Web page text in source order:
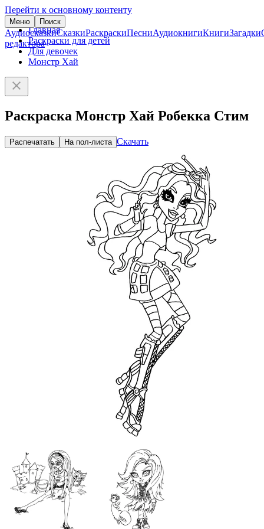
Перейти к основному контенту
Меню Поиск
АудиосказкиСказкиРаскраскиПесниАудиокнигиКнигиЗагадки
редактора
Главная
Раскраски для детей
Для девочек
Монстр Хай
Раскраска Монстр Хай Робекка Стим
Распечатать На пол-листа Скачать